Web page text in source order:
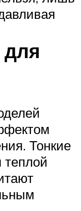
Тонкие
теплой